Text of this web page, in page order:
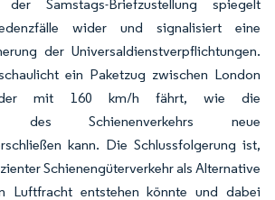
Samstags-Briefzustellung spiegelt
wider und signalisiert eine
der Universaldienstverpflichtungen.
ein Paketzug zwischen London
mit 160 km/h fährt, wie die
des Schienenverkehrs neue
kann. Die Schlussfolgerung ist,
Schienengüterverkehr als Alternative
Luftfracht entstehen könnte und dabei